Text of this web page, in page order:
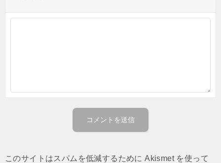
このサイトはスパムを低減するために Akismet を使って